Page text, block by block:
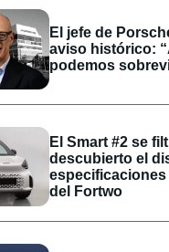
El jefe de
aviso histórico:
podemos
El Smart #2 se
descubierto el
del Fortwo